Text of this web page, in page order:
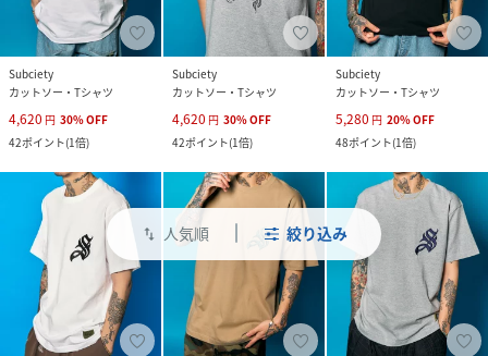
swap_vert 人気順 絞り込み
Subciety
カットソー・Tシャツ
4,620 円 30%OFF
42ポイント(1倍)
Subciety
カットソー・Tシャツ
4,620 円 30%OFF
42ポイント(1倍)
Subciety
カットソー・Tシャツ
5,280 円 20%OFF
48ポイント(1倍)